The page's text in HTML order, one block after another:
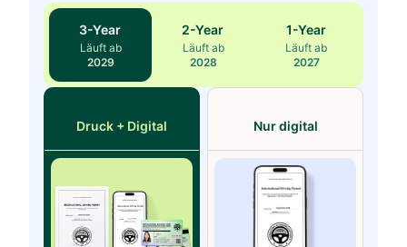
3-Year
Läuft ab
2029
2-Year
Läuft ab
2028
1-Year
Läuft ab
2027
Druck + Digital Nur digital